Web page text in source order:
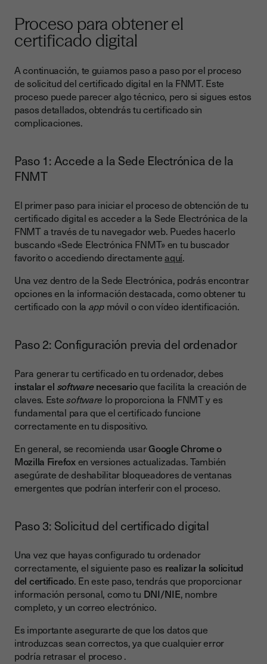
Proceso para obtener el
certificado digital
A continuación, te guiamos paso a paso por el proceso
de solicitud del certificado digital en la FNMT. Este
proceso puede parecer algo técnico, pero si sigues estos
pasos detallados, obtendrás tu certificado sin
complicaciones.
Paso 1: Accede a la Sede Electrónica de la
FNMT
El primer paso para iniciar el proceso de obtención de tu
certificado digital es acceder a la Sede Electrónica de la
FNMT a través de tu navegador web. Puedes hacerlo
buscando «Sede Electrónica FNMT» en tu buscador
favorito o accediendo directamenteaquí.
Una vez dentro de la Sede Electrónica, podrás encontrar
opciones en la información destacada, como obtener tu
certificado con la appmóvil o con vídeo identificación.
Paso 2: Configuración previa del ordenador
Para generar tu certificado en tu ordenador, debes
instalar el softwarenecesarioque facilita la creación de
claves. Estesoftware lo proporciona la FNMT y es
fundamental para que el certificado funcione
correctamente en tu dispositivo.
En general, se recomienda usarGoogle Chrome o
Mozilla Firefoxen versiones actualizadas. También
asegúrate de deshabilitar bloqueadores de ventanas
emergentes que podrían interferir con el proceso.
Paso 3: Solicitud del certificado digital
Una vez que hayas configurado tu ordenador
correctamente, el siguiente paso es realizar la solicitud
del certificado. En este paso, tendrás que proporcionar
información personal, como tu DNI/NIE, nombre
completo, y un correo electrónico.
Es importante asegurarte de que los datos que
introduzcas sean correctos, ya que cualquier error
podría retrasar el proceso .